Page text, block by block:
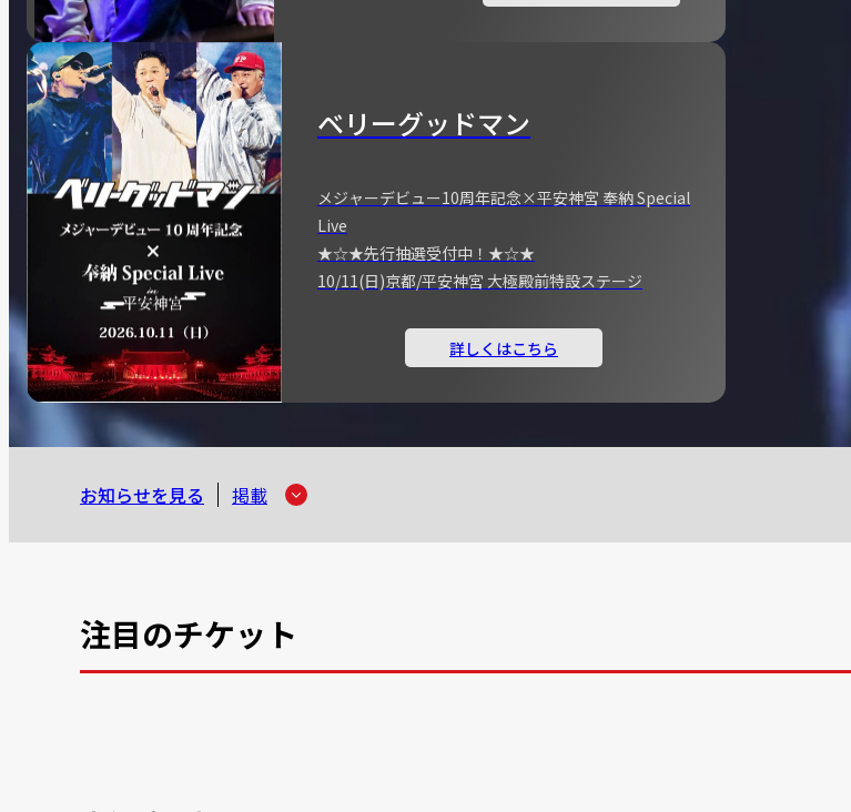
ベリーグッドマン
メジャーデビュー10周年記念×平安神宮 奉納 Special
Live
★☆★先行抽選受付中！★☆★
10/11(日)京都/平安神宮 大極殿前特設ステージ
詳しくはこちら
お知らせを見る 掲載
注目のチケット